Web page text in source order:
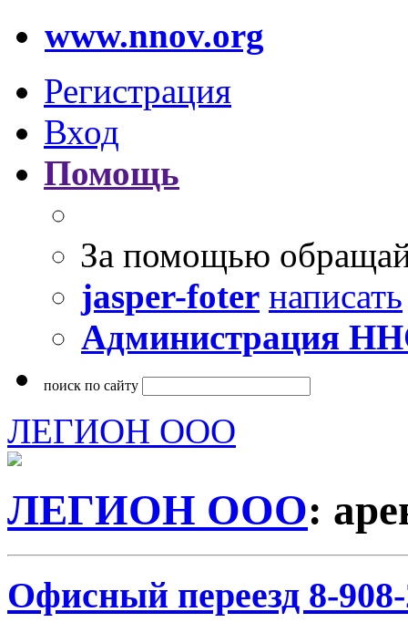
www.nnov.org
Регистрация
Вход
Помощь
За помощью
jasper-foter написать
Администрация
поиск по сайту
ЛЕГИОН ООО
ЛЕГИОН ООО:
Офисный переезд 8-